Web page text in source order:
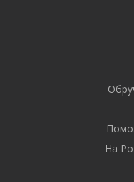
На